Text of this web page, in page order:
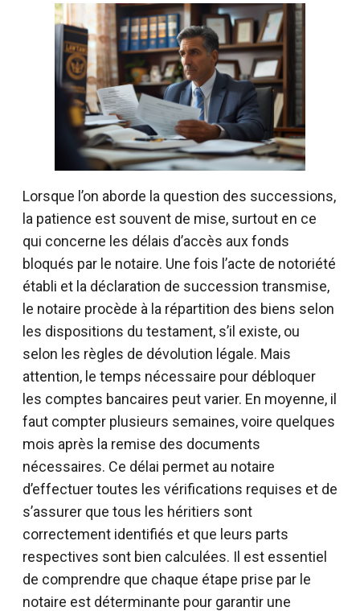
Lorsque l’on aborde la question des successions,
la patience est souvent de mise, surtout en ce
qui concerne les délais d’accès aux fonds
bloqués par le notaire. Une fois l’acte de notoriété
établi et la déclaration de succession transmise,
le notaire procède à la répartition des biens selon
les dispositions du testament, s’il existe, ou
selon les règles de dévolution légale. Mais
attention, le temps nécessaire pour débloquer
les comptes bancaires peut varier. En moyenne, il
faut compter plusieurs semaines, voire quelques
mois après la remise des documents
nécessaires. Ce délai permet au notaire
d’effectuer toutes les vérifications requises et de
s’assurer que tous les héritiers sont
correctement identifiés et que leurs parts
respectives sont bien calculées. Il est essentiel
de comprendre que chaque étape prise par le
notaire est déterminante pour garantir une